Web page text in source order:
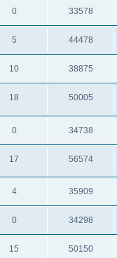
0 33578
5 44478
10 38875
18 50005
0 34738
17 56574
4 35909
0 34298
15 50150